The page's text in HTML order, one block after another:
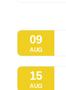
09
AUG
15
AUG